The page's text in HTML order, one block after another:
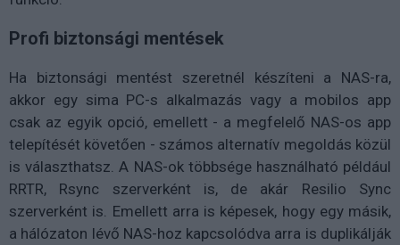
Profi biztonsági mentések
Ha biztonsági mentést szeretnél készíteni a NAS-ra,
akkor egy sima PC-s alkalmazás vagy a mobilos app
csak az egyik opció, emellett - a megfelelő NAS-os app
telepítését követően - számos alternatív megoldás közül
is választhatsz. A NAS-ok többsége használható például
RRTR, Rsync szerverként is, de akár Resilio Sync
szerverként is. Emellett arra is képesek, hogy egy másik,
a hálózaton lévő NAS-hoz kapcsolódva arra is duplikálják